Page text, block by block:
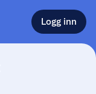
Logg inn